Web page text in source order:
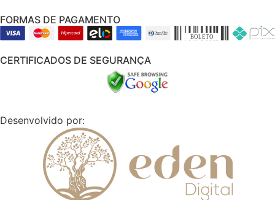
FORMAS DE PAGAMENTO
CERTIFICADOS DE SEGURANÇA
Desenvolvido por: